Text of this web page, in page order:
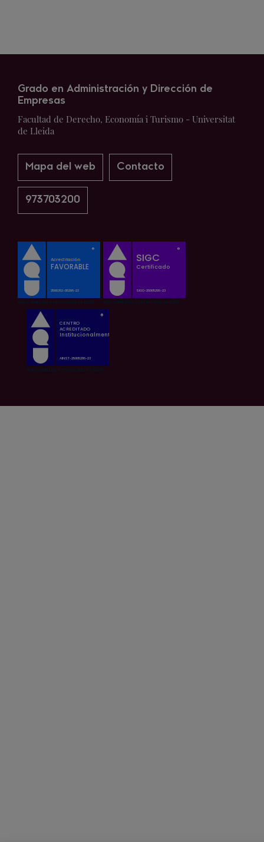
Grado en Administración y Dirección de
Empresas
Facultad de Derecho, Economía i Turismo - Universitat
de Lleida
Mapa del web Contacto
973703200